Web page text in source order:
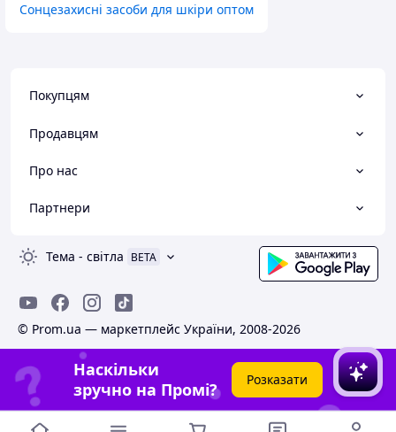
Сонцезахисні засоби для шкіри оптом
Покупцям
Продавцям
Про нас
Партнери
Тема - світла BETA
© Prom.ua — маркетплейс України, 2008-2026
Наскільки
зручно на Промі?
Розказати